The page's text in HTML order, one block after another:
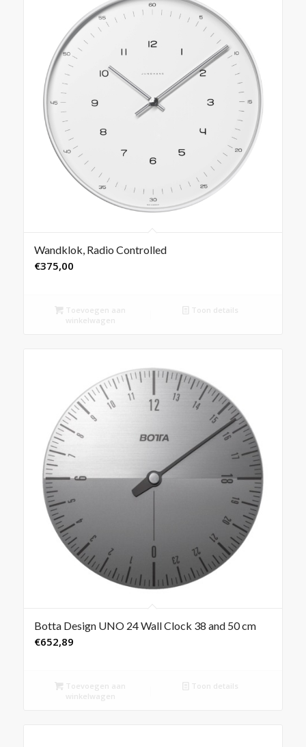
Wandklok, Radio Controlled
€375,00
Toevoegen aan
winkelwagen
Toon details
Botta Design UNO 24 Wall Clock 38 and 50 cm
€652,89
Toevoegen aan
winkelwagen
Toon details